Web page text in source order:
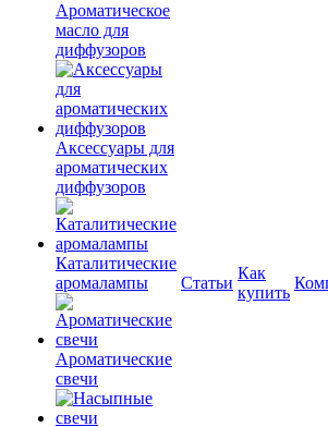
Ароматическое
масло для
диффузоров
Аксессуары для
ароматических
диффузоров
Каталитические
аромалампы
Ароматические
свечи
Статьи
Как
купить